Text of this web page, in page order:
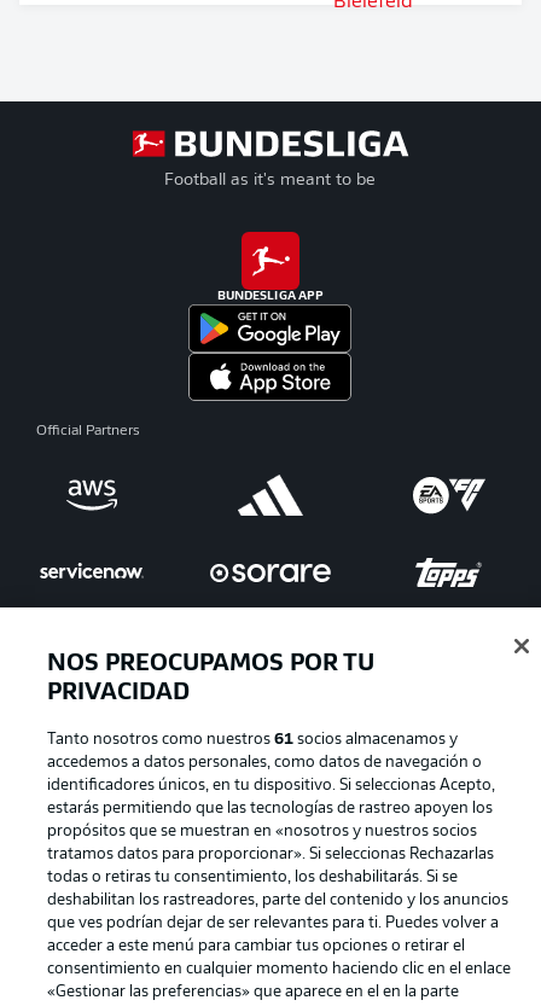
Football as it's meant to be
BUNDESLIGA APP
Official Partners
Declaracion de privacidad
Canales Trabajos
Jugadores Condiciones de uso
Sello Editorial
NOS PREOCUPAMOS POR TU
PRIVACIDAD
Tanto nosotros como nuestros61 socios almacenamos y
accedemos a datos personales, como datos de navegación o
identificadores únicos, en tu dispositivo. Si seleccionas Acepto,
estarás permitiendo que las tecnologías de rastreo apoyen los
propósitos que se muestran en «nosotros y nuestros socios
tratamos datos para proporcionar». Si seleccionas Rechazarlas
todas o retiras tu consentimiento, los deshabilitarás. Si se
deshabilitan los rastreadores, parte del contenido y los anuncios
que ves podrían dejar de ser relevantes para ti. Puedes volver a
acceder a este menú para cambiar tus opciones o retirar el
consentimiento en cualquier momento haciendo clic en el enlace
«Gestionar las preferencias» que aparece en el en la parte